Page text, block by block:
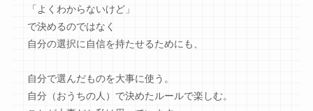
「よくわからないけど」
で決めるのではなく
自分の選択に自信を持たせるためにも、
自分で選んだものを大事に使う。
自分（おうちの人）で決めたルールで楽しむ。